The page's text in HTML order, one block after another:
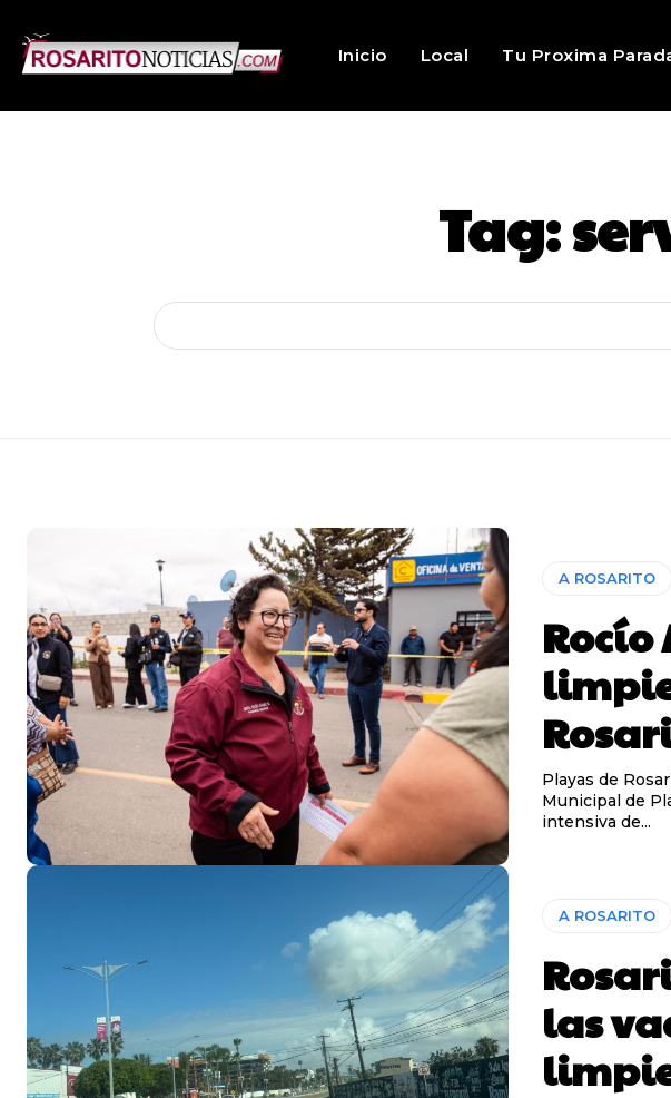
Inicio Local Tu Proxima
Tag:
A ROSARITO
Rocío
Playas de
Municipal de
intensiva de...
A ROSARITO
las